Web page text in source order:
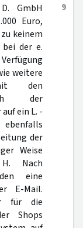
9
GmbH
Euro,
keinem
der e.
weitere
den
der
ein L. -
der
Weise
Nach
eine
E-Mail.
für die
Shops